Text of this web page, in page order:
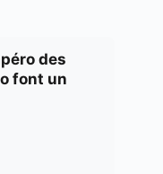
des
font un